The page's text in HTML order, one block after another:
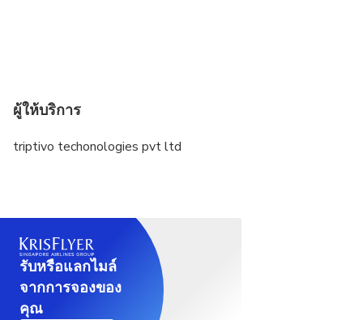
ผู้ให้บริการ
triptivo techonologies pvt ltd
รับหรือแลกไมล์
จากการจองของ
คุณ